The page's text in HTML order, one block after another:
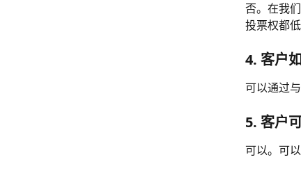
否。在我
投票权都
4. 客户
可以通过
5. 客户
可以。可